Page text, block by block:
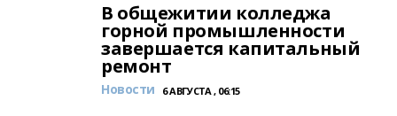
В общежитии колледжа
горной промышленности
завершается капитальный
ремонт
Новости 6 АВГУСТА , 06:15